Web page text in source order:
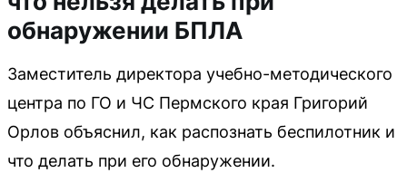
обнаружении БПЛА
Заместитель директора учебно-методического
центра по ГО и ЧС Пермского края Григорий
Орлов объяснил, как распознать беспилотник и
что делать при его обнаружении.